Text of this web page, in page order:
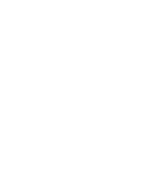
ce bien est